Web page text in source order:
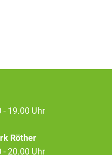
19.00 Uhr
Röther
20.00 Uhr